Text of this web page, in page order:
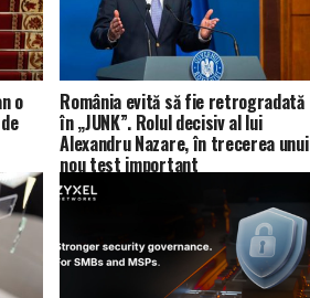
o România evită să fie retrogradată
în „JUNK”. Rolul decisiv al lui
Alexandru Nazare, în trecerea unui
nou test important